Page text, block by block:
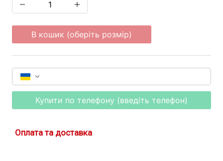
В кошик (оберіть розмір)
Купити по телефону (введіть телефон)
Оплата та доставка